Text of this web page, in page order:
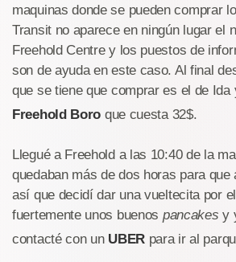
maquinas donde se pueden comprar
Transit no aparece en ningún lugar el
Freehold Centre y los puestos de
son de ayuda en este caso. Al final
que se tiene que comprar es el de Ida
Freehold Boro que cuesta 32$.
Llegué a Freehold a las 10:40 de la
quedaban más de dos horas para que
así que decidí dar una vueltecita por
fuertemente unos buenos pancakes y
contacté con un UBER para ir al